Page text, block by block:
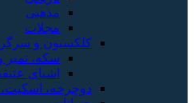
مذهبی
مجلات
کلکسیون و
سکه،
اشیای
دوچرخه، اسکیت،